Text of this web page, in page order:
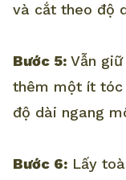
và cắt theo độ
Bước 5: Vẫn
thêm một ít tóc
độ dài ngang
Bước 6: Lấy